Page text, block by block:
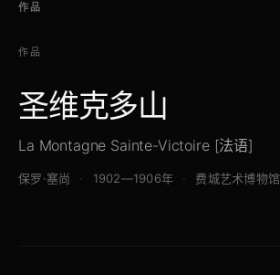
作品
作品
圣维克多山
La Montagne Sainte-Victoire [法语]
保罗·塞尚 1902—1906年 费城艺术博物馆